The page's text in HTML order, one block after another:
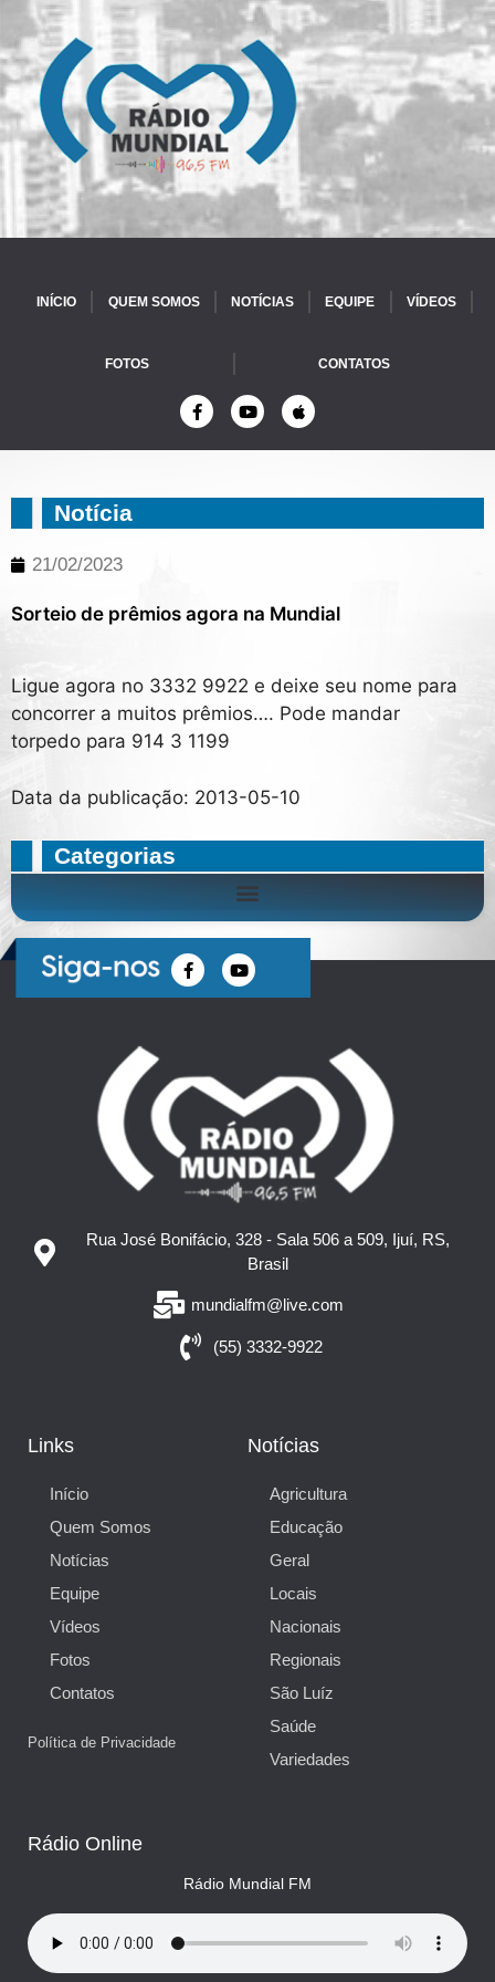
INÍCIO QUEM SOMOS NOTÍCIAS EQUIPE VÍDEOS
FOTOS CONTATOS
Notícia
21/02/2023
Sorteio de prêmios agora na Mundial
Ligue agora no 3332 9922 e deixe seu nome para
concorrer a muitos prêmios…. Pode mandar
torpedo para 914 3 1199
Data da publicação: 2013-05-10
Categorias
Rua José Bonifácio, 328 - Sala 506 a 509, Ijuí, RS,
Brasil
mundialfm@live.com
(55) 3332-9922
Links
Início
Quem Somos
Notícias
Equipe
Vídeos
Fotos
Contatos
Política de Privacidade
Notícias
Agricultura
Educação
Geral
Locais
Nacionais
Regionais
São Luíz
Saúde
Variedades
Rádio Online
Rádio Mundial FM